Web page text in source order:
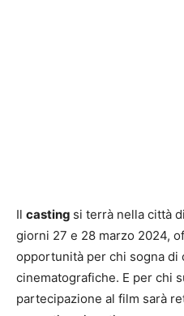
Il casting si terrà nella città di
giorni 27 e 28 marzo 2024,
opportunità per chi sogna di
cinematografiche. E per chi
partecipazione al film sarà